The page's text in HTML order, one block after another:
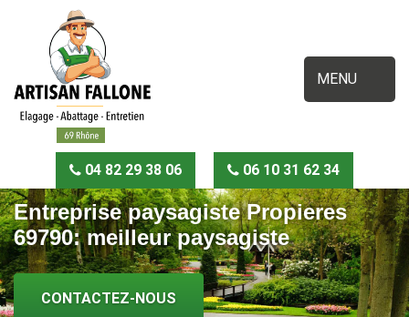
MENU
04 82 29 38 06 06 10 31 62 34
Entreprise paysagiste Propieres
69790: meilleur paysagiste
CONTACTEZ-NOUS